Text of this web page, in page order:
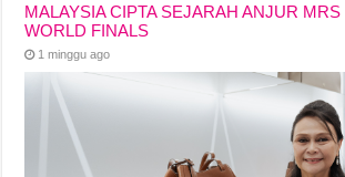
MALAYSIA CIPTA SEJARAH ANJUR
WORLD FINALS
1 minggu ago